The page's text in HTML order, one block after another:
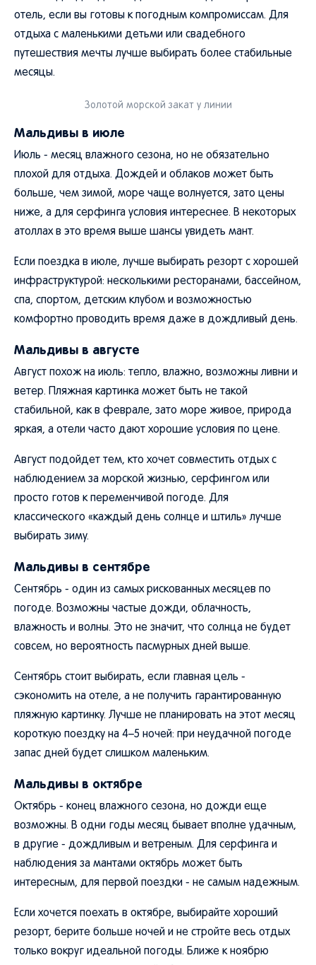
отель, если вы готовы к погодным компромиссам. Для
отдыха с маленькими детьми или свадебного
путешествия мечты лучше выбирать более стабильные
месяцы.
Золотой морской закат у линии
Мальдивы в июле
Июль - месяц влажного сезона, но не обязательно
плохой для отдыха. Дождей и облаков может быть
больше, чем зимой, море чаще волнуется, зато цены
ниже, а для серфинга условия интереснее. В некоторых
атоллах в это время выше шансы увидеть мант.
Если поездка в июле, лучше выбирать резорт с хорошей
инфраструктурой: несколькими ресторанами, бассейном,
спа, спортом, детским клубом и возможностью
комфортно проводить время даже в дождливый день.
Мальдивы в августе
Август похож на июль: тепло, влажно, возможны ливни и
ветер. Пляжная картинка может быть не такой
стабильной, как в феврале, зато море живое, природа
яркая, а отели часто дают хорошие условия по цене.
Август подойдет тем, кто хочет совместить отдых с
наблюдением за морской жизнью, серфингом или
просто готов к переменчивой погоде. Для
классического «каждый день солнце и штиль» лучше
выбирать зиму.
Мальдивы в сентябре
Сентябрь - один из самых рискованных месяцев по
погоде. Возможны частые дожди, облачность,
влажность и волны. Это не значит, что солнца не будет
совсем, но вероятность пасмурных дней выше.
Сентябрь стоит выбирать, если главная цель -
сэкономить на отеле, а не получить гарантированную
пляжную картинку. Лучше не планировать на этот месяц
короткую поездку на 4–5 ночей: при неудачной погоде
запас дней будет слишком маленьким.
Мальдивы в октябре
Октябрь - конец влажного сезона, но дожди еще
возможны. В одни годы месяц бывает вполне удачным,
в другие - дождливым и ветреным. Для серфинга и
наблюдения за мантами октябрь может быть
интересным, для первой поездки - не самым надежным.
Если хочется поехать в октябре, выбирайте хороший
резорт, берите больше ночей и не стройте весь отдых
только вокруг идеальной погоды. Ближе к ноябрю